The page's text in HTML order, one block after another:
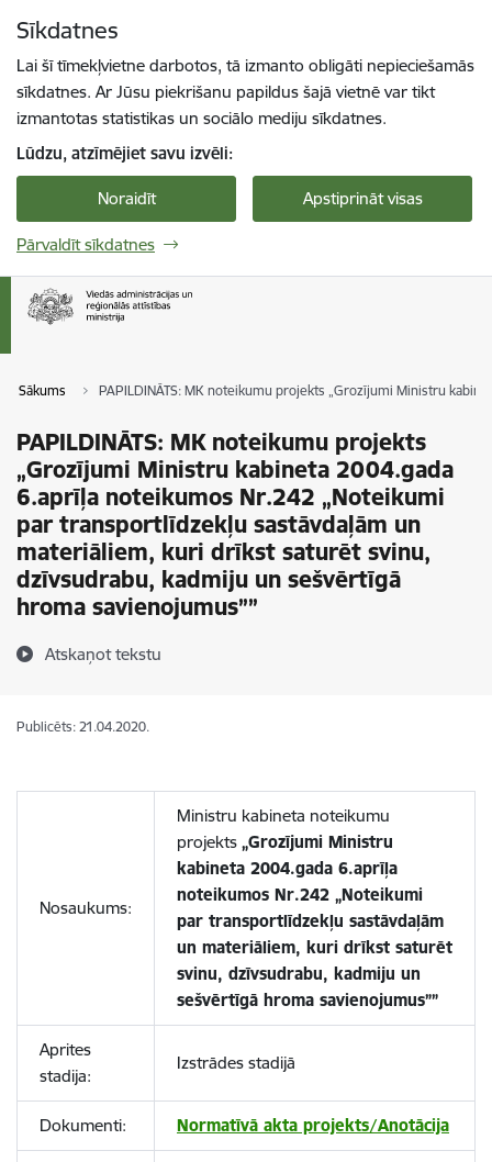
Sīkdatnes
Lai šī tīmekļvietne darbotos, tā izmanto obligāti nepieciešamās
sīkdatnes. Ar Jūsu piekrišanu papildus šajā vietnē var tikt
izmantotas statistikas un sociālo mediju sīkdatnes.
Lūdzu, atzīmējiet savu izvēli:
Noraidīt Apstiprināt visas
Pārvaldīt sīkdatnes
Sākums PAPILDINĀTS: MK noteikumu projekts „Grozījumi Ministru
PAPILDINĀTS: MK noteikumu projekts
„Grozījumi Ministru kabineta 2004.gada
6.aprīļa noteikumos Nr.242 „Noteikumi
par transportlīdzekļu sastāvdaļām un
materiāliem, kuri drīkst saturēt svinu,
dzīvsudrabu, kadmiju un sešvērtīgā
hroma savienojumus””
Atskaņot tekstu
Publicēts: 21.04.2020.
Nosaukums:
Ministru kabineta noteikumu
projekts „Grozījumi Ministru
kabineta 2004.gada 6.aprīļa
noteikumos Nr.242 „Noteikumi
par transportlīdzekļu sastāvdaļām
un materiāliem, kuri drīkst saturēt
svinu, dzīvsudrabu, kadmiju un
sešvērtīgā hroma savienojumus””
Aprites
stadija:
Izstrādes stadijā
Dokumenti: Normatīvā akta projekts/Anotācija